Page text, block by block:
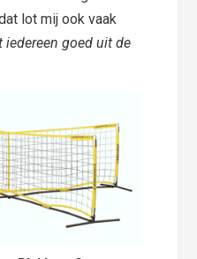
lot mij ook vaak
goed uit de